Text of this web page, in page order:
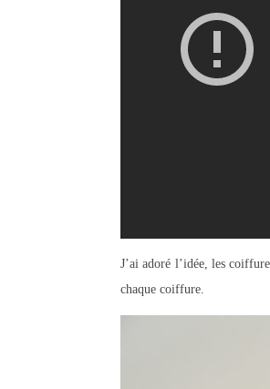
J’ai adoré l’idée, les
chaque coiffure.